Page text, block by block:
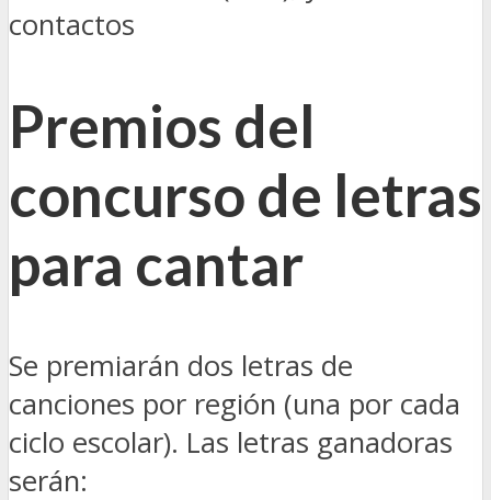
contactos
Premios del
concurso de letras
para cantar
Se premiarán dos letras de
canciones por región (una por cada
ciclo escolar). Las letras ganadoras
serán: